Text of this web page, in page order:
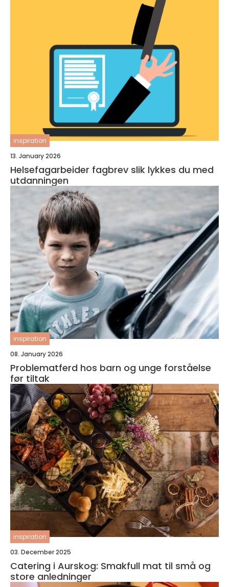
inspiration
13. January 2026
Helsefagarbeider fagbrev slik lykkes du med
utdanningen
inspiration
08. January 2026
Problematferd hos barn og unge forståelse
før tiltak
inspiration
03. December 2025
Catering i Aurskog: Smakfull mat til små og
store anledninger